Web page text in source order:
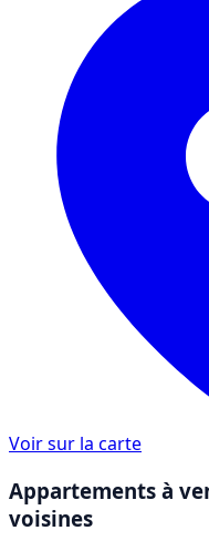
Voir sur la carte
Appartements à
voisines